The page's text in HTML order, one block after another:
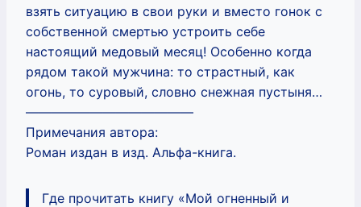
взять ситуацию в свои руки и вместо гонок с
собственной смертью устроить себе
настоящий медовый месяц! Особенно когда
рядом такой мужчина: то страстный, как
огонь, то суровый, словно снежная пустыня…
—————————————
Примечания автора:
Роман издан в изд. Альфа-книга.
Где прочитать книгу «Мой огненный и